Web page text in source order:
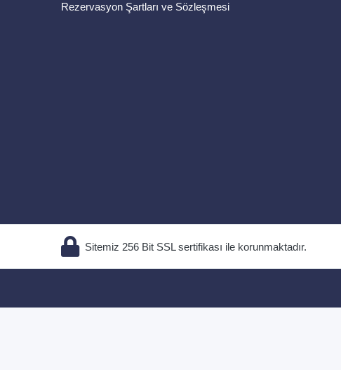
Rezervasyon Şartları ve Sözleşmesi
Sitemiz 256 Bit SSL sertifikası ile korunmaktadır.